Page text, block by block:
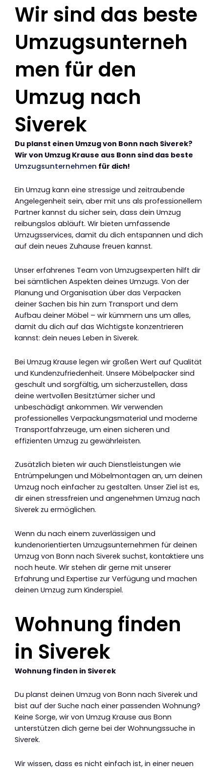
Wir sind das beste
Umzugsunterneh
men für den
Umzug nach
Siverek
Du planst einen Umzug von Bonn nach Siverek?
Wir von Umzug Krause aus Bonn sind das beste
Umzugsunternehmen für dich!
Ein Umzug kann eine stressige und zeitraubende
Angelegenheit sein, aber mit uns als professionellem
Partner kannst du sicher sein, dass dein Umzug
reibungslos abläuft. Wir bieten umfassende
Umzugsservices, damit du dich entspannen und dich
auf dein neues Zuhause freuen kannst.
Unser erfahrenes Team von Umzugsexperten hilft dir
bei sämtlichen Aspekten deines Umzugs. Von der
Planung und Organisation über das Verpacken
deiner Sachen bis hin zum Transport und dem
Aufbau deiner Möbel – wir kümmern uns um alles,
damit du dich auf das Wichtigste konzentrieren
kannst: dein neues Leben in Siverek.
Bei Umzug Krause legen wir großen Wert auf Qualität
und Kundenzufriedenheit. Unsere Möbelpacker sind
geschult und sorgfältig, um sicherzustellen, dass
deine wertvollen Besitztümer sicher und
unbeschädigt ankommen. Wir verwenden
professionelles Verpackungsmaterial und moderne
Transportfahrzeuge, um einen sicheren und
effizienten Umzug zu gewährleisten.
Zusätzlich bieten wir auch Dienstleistungen wie
Entrümpelungen und Möbelmontagen an, um deinen
Umzug noch einfacher zu gestalten. Unser Ziel ist es,
dir einen stressfreien und angenehmen Umzug nach
Siverek zu ermöglichen.
Wenn du nach einem zuverlässigen und
kundenorientierten Umzugsunternehmen für deinen
Umzug von Bonn nach Siverek suchst, kontaktiere uns
noch heute. Wir stehen dir gerne mit unserer
Erfahrung und Expertise zur Verfügung und machen
deinen Umzug zum Kinderspiel.
Wohnung finden
in Siverek
Wohnung finden in Siverek
Du planst deinen Umzug von Bonn nach Siverek und
bist auf der Suche nach einer passenden Wohnung?
Keine Sorge, wir von Umzug Krause aus Bonn
unterstützen dich gerne bei der Wohnungssuche in
Siverek.
Wir wissen, dass es nicht einfach ist, in einer neuen